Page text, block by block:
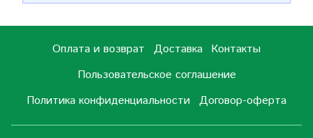
Оплата и возврат Доставка Контакты
Пользовательское соглашение
Политика конфиденциальности Договор-оферта